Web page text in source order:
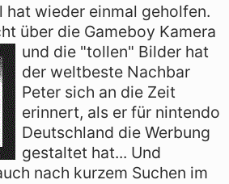
hat wieder einmal geholfen.
über die Gameboy Kamera
und die "tollen" Bilder hat
der weltbeste Nachbar
Peter sich an die Zeit
erinnert, als er für nintendo
Deutschland die Werbung
gestaltet hat... Und
nach kurzem Suchen im